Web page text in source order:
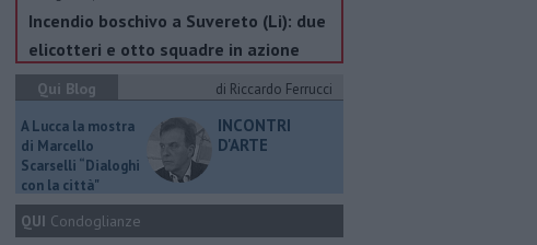
Incendio boschivo a Suvereto (Li): due
elicotteri e otto squadre in azione
Qui Blog
di Riccardo Ferrucci
A Lucca la mostra
di Marcello
Scarselli “Dialoghi
con la città"
INCONTRI
D'ARTE
QUI Condoglianze